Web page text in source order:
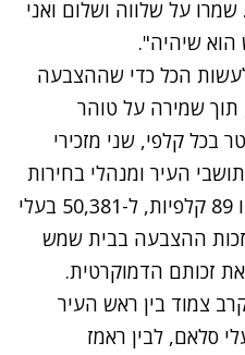
שמרו על שלווה ושלום ואני
שיהיה".
הכל כדי שההצבעה
שמירה על טוהר
בכל קלפי, שני מזכירי
העיר ומנהלי בחירות
בעלי ניסיון. בבית שמש הוצבו 89 קלפיות, ל-50,381 בעלי
זכות ההצבעה בבית שמש
צמוד בין ראש העיר
סלאם, לבין ראמז